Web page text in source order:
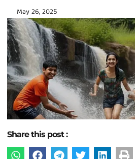
May 26, 2025
Share this post :